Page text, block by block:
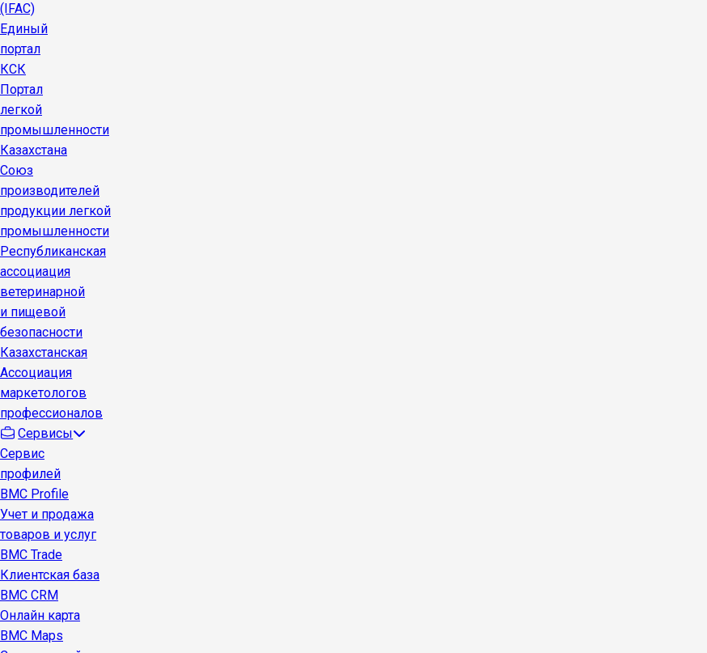
(IFAC)
Единый
портал
КСК
Портал
легкой
промышленности
Казахстана
Союз
производителей
продукции легкой
промышленности
Республиканская
ассоциация
ветеринарной
и пищевой
безопасности
Казахстанская
Ассоциация
маркетологов
профессионалов
Сервисы
Сервис
профилей
BMC Profile
Учет и продажа
товаров и услуг
BMC Trade
Клиентская база
BMC CRM
Онлайн карта
BMC Maps